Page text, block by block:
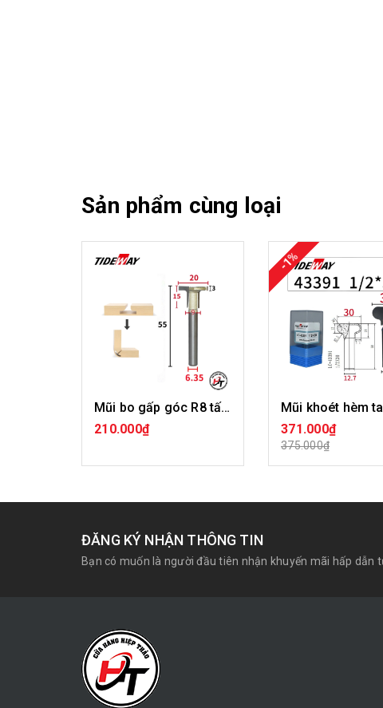
Sản phẩm cùng loại
Mũi bo gấp góc R8 tấm ốp than tre chữ T Tideway LC44199
210.000₫
MUA HÀNG
-1%
371.000₫
375.000₫
MUA HÀNG
ĐĂNG KÝ NHẬN THÔNG TIN
Bạn có muốn là người đầu tiên nhận khuyến mãi hấp dẫn